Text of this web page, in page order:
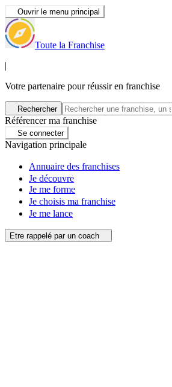
Ouvrir le menu principal
Toute la Franchise
|
Votre partenaire pour réussir en franchise
Rechercher
Référencer ma franchise
Se connecter
Navigation principale
Annuaire des franchises
Je découvre
Je me forme
Je choisis ma franchise
Je me lance
Etre rappelé par un coach